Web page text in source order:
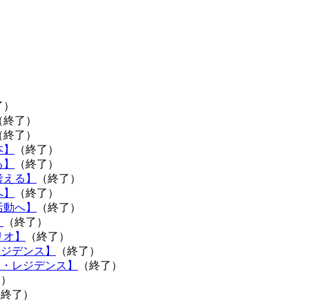
終了）
終了）
（終了）
（終了）
る】
（終了）
（終了）
へ】
（終了）
（終了）
】
（終了）
デンス】
（終了）
レジデンス】
（終了）
終了）